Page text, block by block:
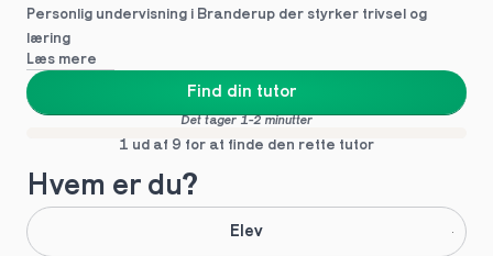
Personlig undervisning i Branderup der styrker trivsel og
læring
Læs mere
Find din tutor
Det tager 1-2 minutter
1 ud af 9 for at finde den rette tutor
Hvem er du?
Elev